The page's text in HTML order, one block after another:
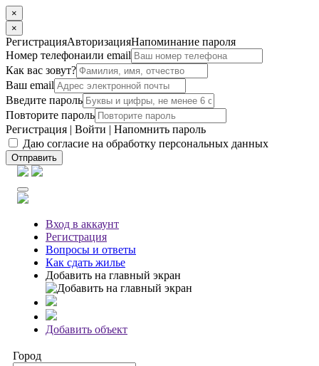
×
×
РегистрацияАвторизацияНапоминание пароля
Номер телефонаили email
Как вас зовут?
Ваш email
Введите пароль
Повторите пароль
Регистрация | Войти | Напомнить пароль
Даю согласие на обработку персональных данных
Отправить
Вход в аккаунт
Регистрация
Вопросы и ответы
Как сдать жилье
Добавить на главный экран
Добавить объект
Город